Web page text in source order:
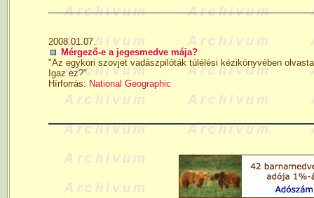
2008.01.07.
Mérgező-e a jegesmedve mája?
"Az egykori szovjet vadászpilóták túlélési kézikönyvében
Igaz ez?"
Hírforrás: National Geographic